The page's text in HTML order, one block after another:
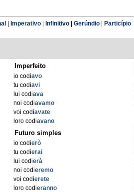
Imperativo| Infinitivo| Gerúndio| Particípio
Imperfeito
io codiavo
tu codiavi
lui codiava
noi codiavamo
voi codiavate
loro codiavano
Futuro simples
io codierò
tu codierai
lui codierà
noi codieremo
voi codierete
loro codieranno